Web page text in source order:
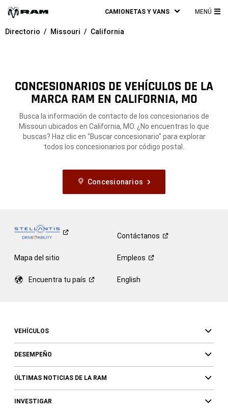
CAMIONETAS Y VANS MENÚ
Directorio Missouri California
CONCESIONARIOS DE VEHÍCULOS DE LA
MARCA RAM EN CALIFORNIA, MO
Busca la información de contacto de los concesionarios de
Missouri ubicados en California, MO. ¿No encuentras lo que
buscas? Haz clic en "Buscar concesionario" para explorar
todos los concesionarios por código postal.
Concesionarios
Contáctanos
Mapa del sitio Empleos
Encuentra tu país English
VEHÍCULOS
DESEMPEÑO
ÚLTIMAS NOTICIAS DE LA RAM
INVESTIGAR